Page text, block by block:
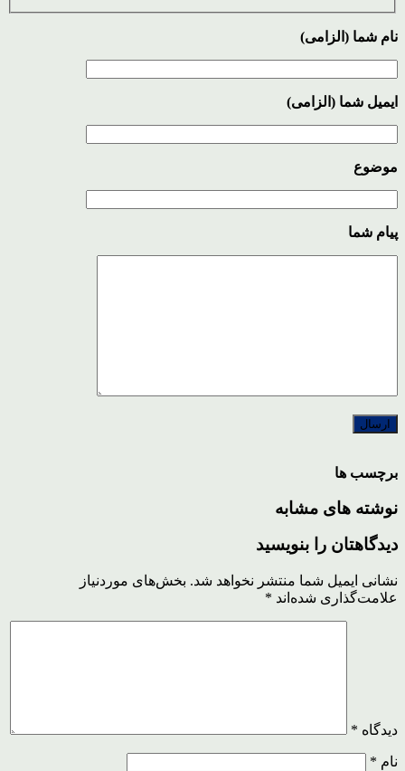
نام شما (الزامی)
ایمیل شما (الزامی)
موضوع
پیام شما
برچسب ها
نوشته های مشابه
دیدگاهتان را بنویسید
نشانی ایمیل شما منتشر نخواهد شد. بخش‌های موردنیاز
علامت‌گذاری شده‌اند *
دیدگاه *
نام *